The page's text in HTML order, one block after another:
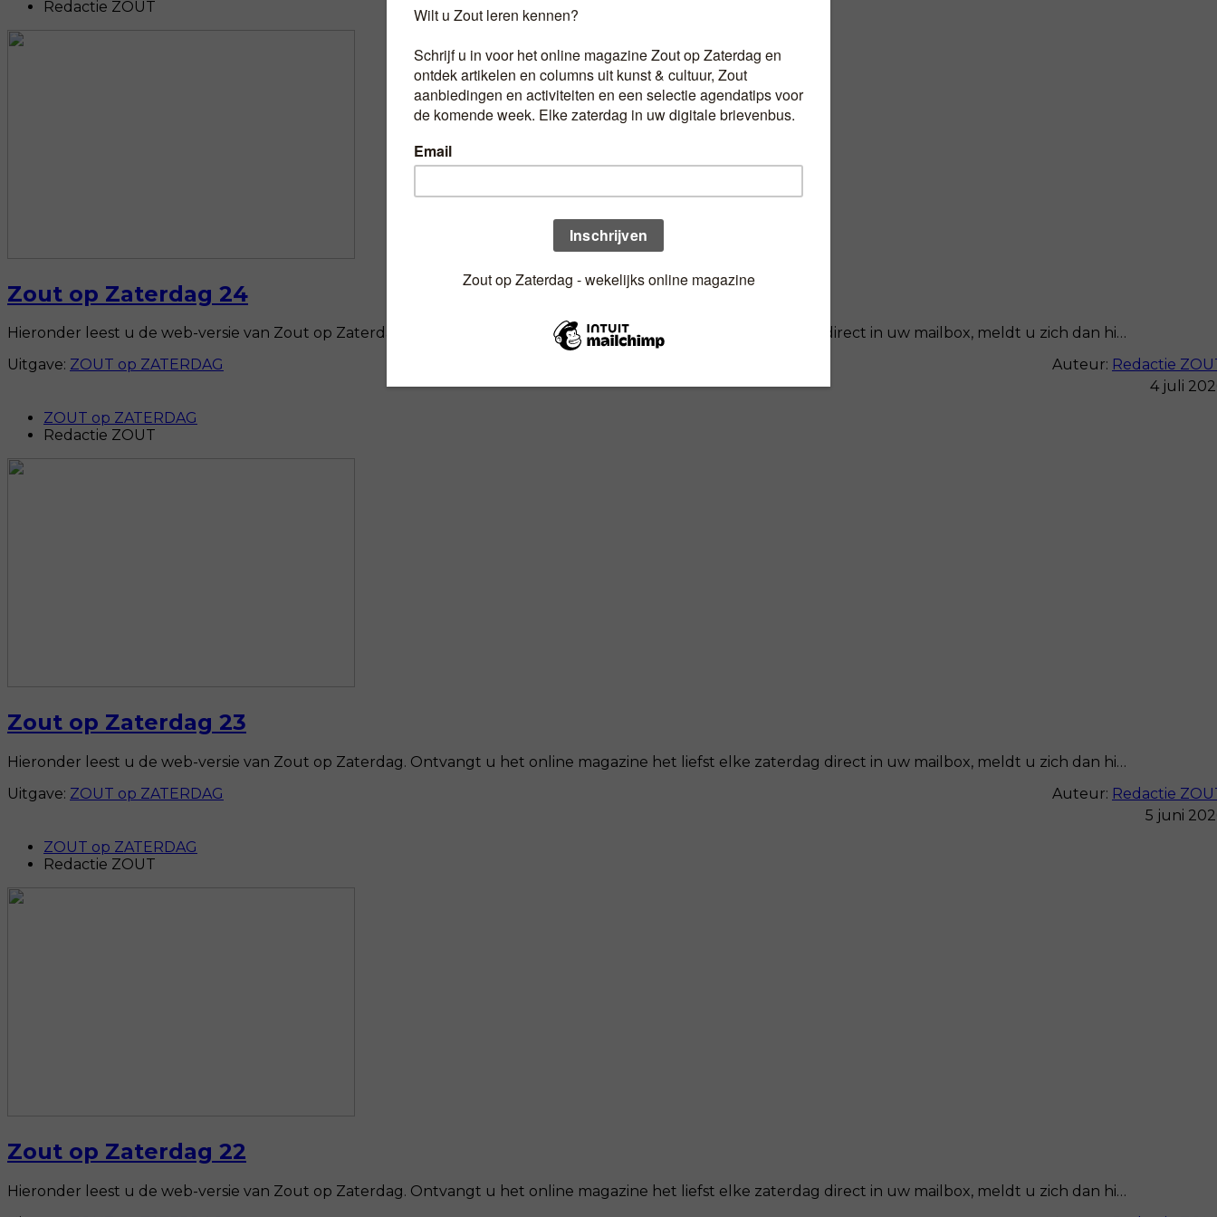
Redactie ZOUT
Zout op Zaterdag 24
Hieronder leest u de web-versie van Zout op Zaterdag. Ontvangt u het online magazine het liefst elke zaterdag direct in uw mailbox, meldt u zich dan hi…
Uitgave: ZOUT op ZATERDAG Auteur: Redactie
4 juli
ZOUT op ZATERDAG
Redactie ZOUT
Zout op Zaterdag 23
Hieronder leest u de web-versie van Zout op Zaterdag. Ontvangt u het online magazine het liefst elke zaterdag direct in uw mailbox, meldt u zich dan hi…
Uitgave: ZOUT op ZATERDAG Auteur: Redactie
5 juni
ZOUT op ZATERDAG
Redactie ZOUT
Zout op Zaterdag 22
Hieronder leest u de web-versie van Zout op Zaterdag. Ontvangt u het online magazine het liefst elke zaterdag direct in uw mailbox, meldt u zich dan hi…